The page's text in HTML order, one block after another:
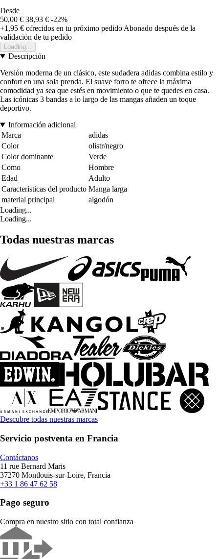
Desde
50,00 € 38,93 € -22%
+1,95 € ofrecidos en tu próximo pedido Abonado después de la
validación de tu pedido
Loading...
Descripción
Versión moderna de un clásico, este sudadera adidas combina estilo y
confort en una sola prenda. El suave forro te ofrece la máxima
comodidad ya sea que estés en movimiento o que te quedes en casa.
Las icónicas 3 bandas a lo largo de las mangas añaden un toque
deportivo.
Información adicional
Marca
adidas
Color
olistr/negro
Color dominante
Verde
Como
Hombre
Edad
Adulto
Características del producto Manga larga
material principal
algodón
Loading...
Loading...
Todas nuestras marcas
Descubre todas nuestras marcas
Servicio postventa en Francia
Contáctanos
11 rue Bernard Maris
37270 Montlouis-sur-Loire, Francia
+33 1 86 47 62 58
Pago seguro
Compra en nuestro sitio con total confianza